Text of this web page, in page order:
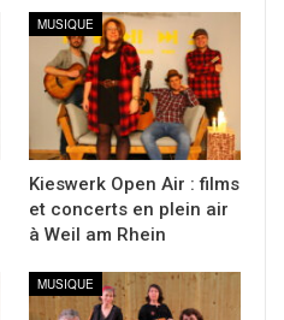
MUSIQUE
Kieswerk Open Air : films
et concerts en plein air
à Weil am Rhein
MUSIQUE